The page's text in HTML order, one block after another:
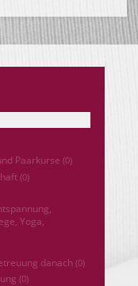
Paarkurse (0)
(0)
Yoga,
danach (0)
(0)